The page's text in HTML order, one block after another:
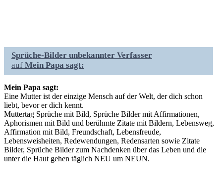
Sprüche-Bilder unbekannter Verfasser
auf Mein Papa sagt:
Mein Papa sagt:
Eine Mutter ist der einzige Mensch auf der Welt, der dich schon
liebt, bevor er dich kennt.
Muttertag Sprüche mit Bild, Sprüche Bilder mit Affirmationen,
Aphorismen mit Bild und berühmte Zitate mit Bildern, Lebensweg,
Affirmation mit Bild, Freundschaft, Lebensfreude,
Lebensweisheiten, Redewendungen, Redensarten sowie Zitate
Bilder, Sprüche Bilder zum Nachdenken über das Leben und die
unter die Haut gehen täglich NEU um NEUN.